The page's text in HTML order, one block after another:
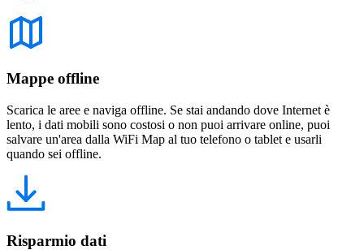
Mappe offline
Scarica le aree e naviga offline. Se stai andando dove Internet è
lento, i dati mobili sono costosi o non puoi arrivare online, puoi
salvare un'area dalla WiFi Map al tuo telefono o tablet e usarli
quando sei offline.
Risparmio dati